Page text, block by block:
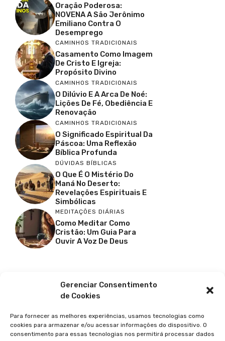
Gerenciar Consentimento
de Cookies
Para fornecer as melhores experiências, usamos tecnologias como
cookies para armazenar e/ou acessar informações do dispositivo. O
consentimento para essas tecnologias nos permitirá processar dados
Oração Poderosa:
NOVENA A São Jerônimo
Emiliano Contra O
Desemprego
CAMINHOS TRADICIONAIS
Casamento Como Imagem
De Cristo E Igreja:
Propósito Divino
CAMINHOS TRADICIONAIS
O Dilúvio E A Arca De Noé:
Lições De Fé, Obediência E
Renovação
CAMINHOS TRADICIONAIS
O Significado Espiritual Da
Páscoa: Uma Reflexão
Bíblica Profunda
DÚVIDAS BÍBLICAS
O Que É O Mistério Do
Maná No Deserto:
Revelações Espirituais E
Simbólicas
MEDITAÇÕES DIÁRIAS
Como Meditar Como
Cristão: Um Guia Para
Ouvir A Voz De Deus
Facebook
Youtube
Pinterest